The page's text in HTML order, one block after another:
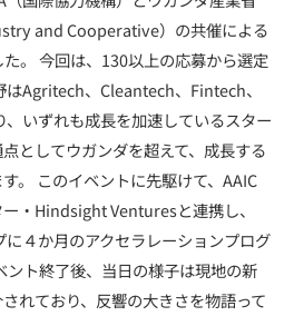
and Cooperative）の共催による
。 今回は、130以上の応募から選定
はAgritech、Cleantech、Fintech、
いずれも成長を加速しているスター
としてウガンダを超えて、成長する
。 このイベントに先駆けて、AAIC
・Hindsight Venturesと連携し、
４か月のアクセラレーションプログ
ント終了後、当日の様子は現地の新
れており、反響の大きさを物語って